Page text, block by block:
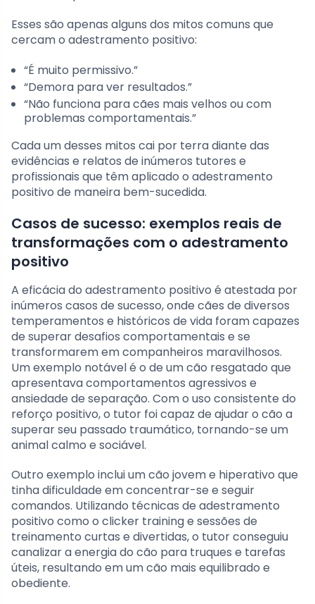
Esses são apenas alguns dos mitos comuns que
cercam o adestramento positivo:
“É muito permissivo.”
“Demora para ver resultados.”
“Não funciona para cães mais velhos ou com
problemas comportamentais.”
Cada um desses mitos cai por terra diante das
evidências e relatos de inúmeros tutores e
profissionais que têm aplicado o adestramento
positivo de maneira bem-sucedida.
Casos de sucesso: exemplos reais de
transformações com o adestramento
positivo
A eficácia do adestramento positivo é atestada por
inúmeros casos de sucesso, onde cães de diversos
temperamentos e históricos de vida foram capazes
de superar desafios comportamentais e se
transformarem em companheiros maravilhosos.
Um exemplo notável é o de um cão resgatado que
apresentava comportamentos agressivos e
ansiedade de separação. Com o uso consistente do
reforço positivo, o tutor foi capaz de ajudar o cão a
superar seu passado traumático, tornando-se um
animal calmo e sociável.
Outro exemplo inclui um cão jovem e hiperativo que
tinha dificuldade em concentrar-se e seguir
comandos. Utilizando técnicas de adestramento
positivo como o clicker training e sessões de
treinamento curtas e divertidas, o tutor conseguiu
canalizar a energia do cão para truques e tarefas
úteis, resultando em um cão mais equilibrado e
obediente.